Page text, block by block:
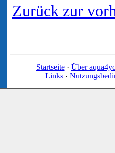
Zurück zur
Startseite· Über
Links·